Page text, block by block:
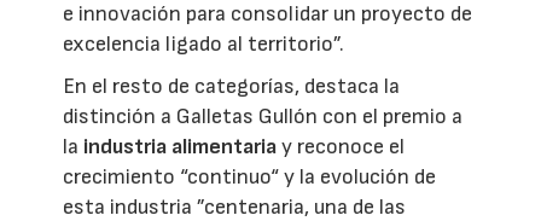
e innovación para consolidar un proyecto de
excelencia ligado al territorio”.
En el resto de categorías, destaca la
distinción a Galletas Gullón con el premio a
la industria alimentariay reconoce el
crecimiento “continuo“ y la evolución de
esta industria ”centenaria, una de las